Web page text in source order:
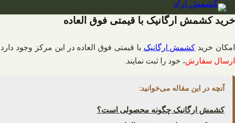
رفتن
به
خرید کشمش ارگانیک با قیمتی فوق العاده
امکان خرید کشمش ارگانیک با قیمتی فوق العاده در این مرکز وجود
ارسال سفارش، خود را ثبت نمایند.
آنچه در این مقاله می‌خوانید:
کشمش ارگانیک چگونه محصولی است؟